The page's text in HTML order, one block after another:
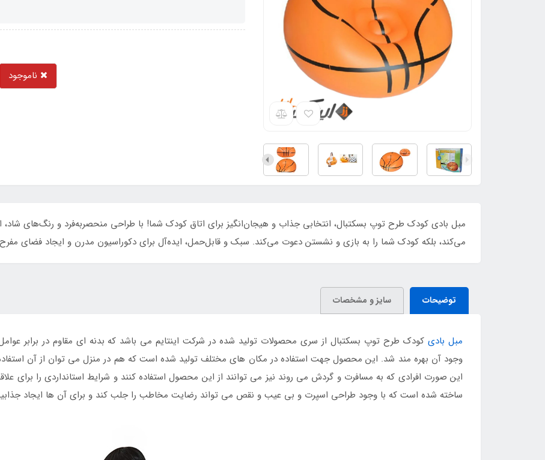
ناموجود
مبل بادی کودک طرح توپ بسکتبال، انتخابی جذاب و هیجان‌انگیز برای اتاق کودک شما! با طراحی منحصربه‌فرد و رنگ‌های شاد،
می‌کند، بلکه کودک شما را به بازی و نشستن دعوت می‌کند. سبک و قابل‌حمل، ایده‌آل برای دکوراسیون مدرن و ایجاد فضای
توضیحات سایز و مشخصات
مبل بادیکودک طرح توپ بسکتبال از سری محصولات تولید شده در شرکت اینتایم می باشد که بدنه ای مقاوم در برابر
وجود آن بهره مند شد. این محصول جهت استفاده در مکان های مختلف تولید شده است که هم در منزل می توان از آن استفاده
این صورت افرادی که به مسافرت و گردش می روند نیز می توانند از این محصول استفاده کنند و شرایط استانداردی را برای
ساخته شده است که با وجود طراحی اسپرت و بی عیب و نقص می تواند رضایت مخاطب را جلب کند و برای آن ها ایجاد